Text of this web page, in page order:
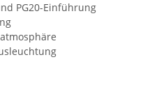
PG20-Einführung